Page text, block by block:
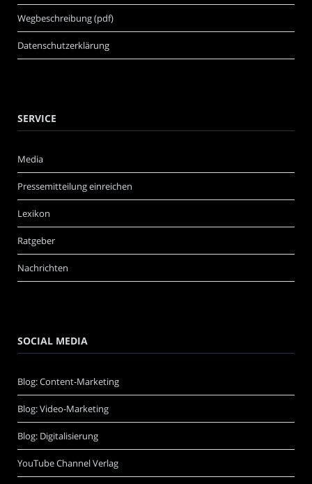
Wegbeschreibung (pdf)
Datenschutzerklärung
SERVICE
Media
Pressemitteilung einreichen
Lexikon
Ratgeber
Nachrichten
SOCIAL MEDIA
Blog: Content-Marketing
Blog: Video-Marketing
Blog: Digitalisierung
YouTube Channel Verlag